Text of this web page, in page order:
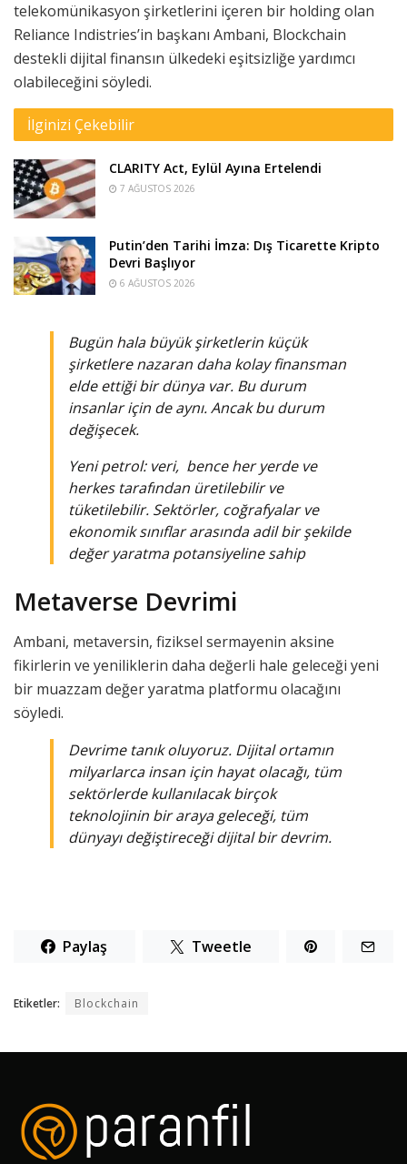
telekomünikasyon şirketlerini içeren bir holding olan
Reliance Indistries’in başkanı Ambani, Blockchain
destekli dijital finansın ülkedeki eşitsizliğe yardımcı
olabileceğini söyledi.
İlginizi Çekebilir
CLARITY Act, Eylül Ayına Ertelendi
7 AĞUSTOS 2026
Putin’den Tarihi İmza: Dış Ticarette Kripto
Devri Başlıyor
6 AĞUSTOS 2026
Bugün hala büyük şirketlerin küçük
şirketlere nazaran daha kolay finansman
elde ettiği bir dünya var. Bu durum
insanlar için de aynı. Ancak bu durum
değişecek.
Yeni petrol: veri, bence her yerde ve
herkes tarafından üretilebilir ve
tüketilebilir. Sektörler, coğrafyalar ve
ekonomik sınıflar arasında adil bir şekilde
değer yaratma potansiyeline sahip
Metaverse Devrimi
Ambani, metaversin, fiziksel sermayenin aksine
fikirlerin ve yeniliklerin daha değerli hale geleceği yeni
bir muazzam değer yaratma platformu olacağını
söyledi.
Devrime tanık oluyoruz. Dijital ortamın
milyarlarca insan için hayat olacağı, tüm
sektörlerde kullanılacak birçok
teknolojinin bir araya geleceği, tüm
dünyayı değiştireceği dijital bir devrim.
Paylaş Tweetle
Etiketler: Blockchain